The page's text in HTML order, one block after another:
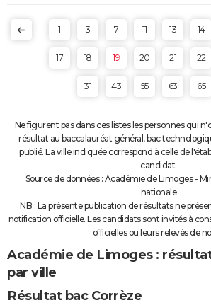
1 3 7 11 13 14
17 18 19 20 21 22
31 43 55 63 65
Ne figurent pas dans ces listes les personnes qui
résultat au baccalauréat général, bac
publié. La ville indiquée correspond à celle de
candidat.
Source de données : Académie de Limoges -
nationale
NB : La présente publication de résultats ne
notification officielle. Les candidats sont invités à
officielles ou leurs relevés de
Académie de Limoges :
par ville
Résultat bac Corrèze